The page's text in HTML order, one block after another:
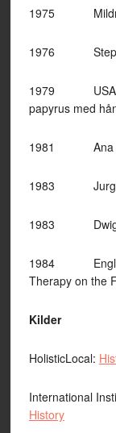
1975 Mildred
1976
1979 USA,
papyrus med
1981 Ana
1983 Jurgen
1983 Dwight
1984
Therapy on the
Kilder
HolisticLocal:
International
History